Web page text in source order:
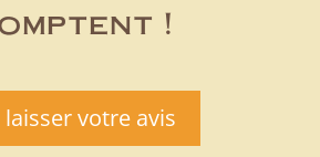
!
laisser votre avis